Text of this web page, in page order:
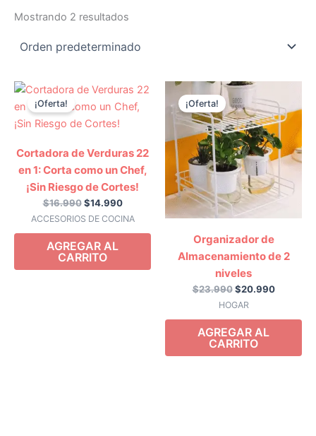
Mostrando 2 resultados
¡Oferta!
ACCESORIOS DE COCINA
Cortadora de Verduras 22
en 1: Corta como un Chef,
¡Sin Riesgo de Cortes!
$16.990
El
original
era:
$14.990
El
actual
AGREGAR AL
CARRITO
¡Oferta!
HOGAR
Organizador de
Almacenamiento de 2
niveles
$23.990
El
precio
original
era:
$23.990.
$20.990
actual
es:
AGREGAR AL
CARRITO